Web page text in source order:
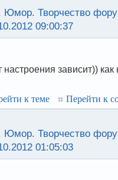
Юмор. Творчество
09:00:37
зависит)) как
к теме
Перейти к
Юмор. Творчество
01:05:03